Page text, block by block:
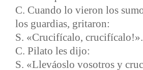
C. Cuando lo vieron los
los guardias, gritaron:
S. «Crucifícalo, crucifícalo!».
C. Pilato les dijo:
S. «Lleváoslo vosotros y